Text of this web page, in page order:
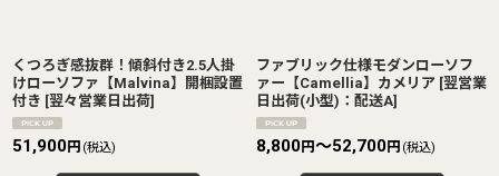
くつろぎ感抜群！傾斜付き2.5人掛
けローソファ【Malvina】開梱設置
付き [翌々営業日出荷]
51,900円 (税込)
ファブリック仕様モダンローソフ
ァー【Camellia】カメリア [翌営業
日出荷(小型)：配送A]
8,800円～52,700円 (税込)